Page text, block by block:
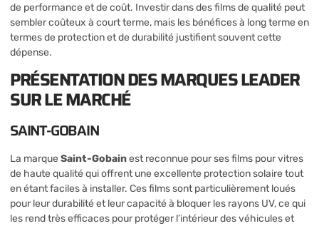
de performance et de coût. Investir dans des films de qualité peut
sembler coûteux à court terme, mais les bénéfices à long terme en
termes de protection et de durabilité justifient souvent cette
dépense.
PRÉSENTATION DES MARQUES LEADER
SUR LE MARCHÉ
SAINT-GOBAIN
La marqueSaint-Gobainest reconnue pour ses films pour vitres
de haute qualité qui offrent une excellente protection solaire tout
en étant faciles à installer. Ces films sont particulièrement loués
pour leur durabilité et leur capacité à bloquer les rayons UV, ce qui
les rend très efficaces pour protéger l’intérieur des véhicules et